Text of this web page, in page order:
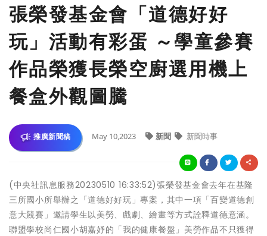
張榮發基金會「道德好好
玩」活動有彩蛋 ～學童參賽
作品榮獲長榮空廚選用機上
餐盒外觀圖騰
推廣新聞稿 May 10,2023 新聞 新聞時事
(中央社訊息服務20230510 16:33:52)張榮發基金會去年在基隆
三所國小所舉辦之「道德好好玩」專案，其中一項「百變道德創
意大競賽」邀請學生以美勞、戲劇、繪畫等方式詮釋道德意涵。
聯盟學校尚仁國小胡嘉妤的「我的健康餐盤」美勞作品不只獲得